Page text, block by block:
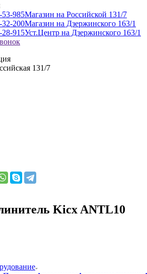
53-985Магазин на Российской 131/7
32-200Магазин на Дзержинского 163/1
28-915Уст.Центр на Дзержинского 163/1
131/7
Kicx ANTL10